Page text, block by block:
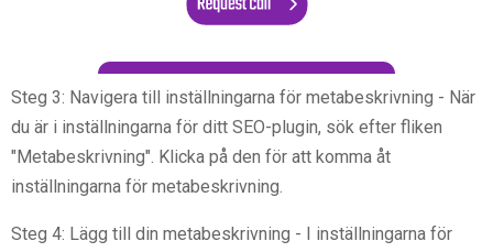
Steg 3: Navigera till inställningarna för metabeskrivning - När
du är i inställningarna för ditt SEO-plugin, sök efter fliken
"Metabeskrivning". Klicka på den för att komma åt
inställningarna för metabeskrivning.
Steg 4: Lägg till din metabeskrivning - I inställningarna för